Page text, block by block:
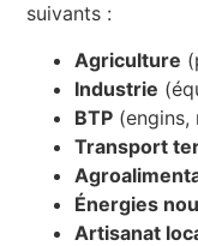
suivants :
Agriculture
Industrie
BTP (engins,
Transport
Énergies
Artisanat